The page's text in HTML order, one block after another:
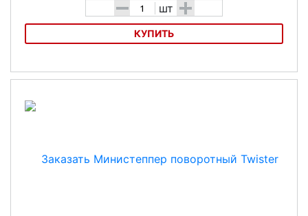
- шт +
КУПИТЬ
Министеппер поворотный с эспандерами Body Sculpture BS-1370